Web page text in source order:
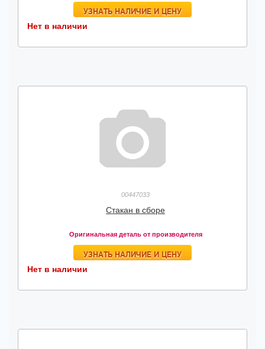
УЗНАТЬ НАЛИЧИЕ И ЦЕНУ
Нет в наличии
00447033
Стакан в сборе
Оригинальная деталь от производителя
УЗНАТЬ НАЛИЧИЕ И ЦЕНУ
Нет в наличии